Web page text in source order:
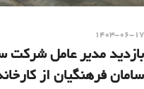
۱۴۰۳-۰۶-۱۷
بازدید مدیر عامل شرکت
سامان فرهنگیان از